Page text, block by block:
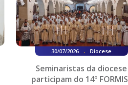
30/07/2026 . Diocese
Seminaristas da diocese
participam do 14º